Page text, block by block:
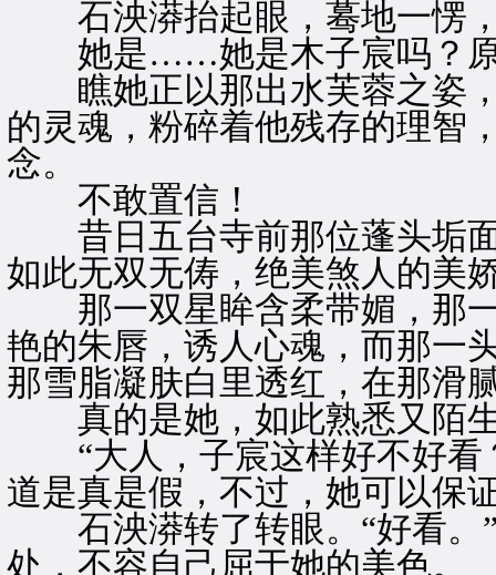
石泱漭抬起眼，蓦地一愣
她是……她是木子宸吗？原
瞧她正以那出水芙蓉之姿，
的灵魂，粉碎着他残存的理智
念。
不敢置信！
昔日五台寺前那位蓬头垢面
如此无双无俦，绝美煞人的美
那一双星眸含柔带媚，那一
艳的朱唇，诱人心魂，而那一
那雪脂凝肤白里透红，在那滑
真的是她，如此熟悉又陌
“大人，子宸这样好不好看
道是真是假，不过，她可以保
石泱漭转了转眼。“好看。”
处，不容自己屈于她的美色。